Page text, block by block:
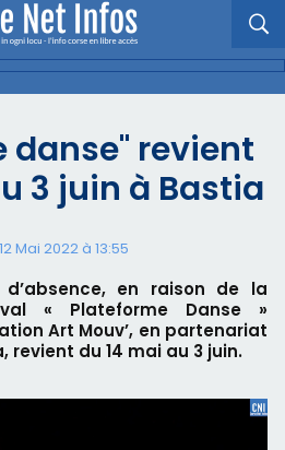
danse" revient
3 juin à Bastia
Mai 2022 à 13:55
en raison de la
« Plateforme Danse »
Art Mouv’, en partenariat
revient du 14 mai au 3 juin.